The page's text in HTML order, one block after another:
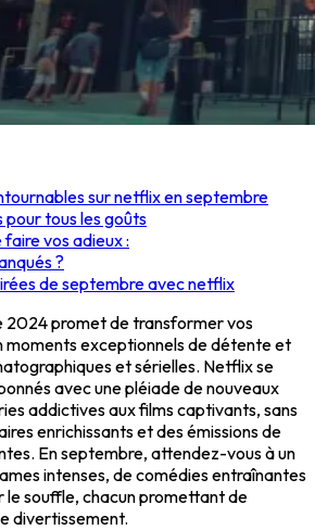
sur netflix en septembre
tous les goûts
vos adieux :
?
de septembre avec netflix
2024 promet de transformer vos
moments exceptionnels de détente et
et sérielles. Netflix se
avec une pléiade de nouveaux
addictives aux films captivants, sans
enrichissants et des émissions de
En septembre, attendez-vous à un
intenses, de comédies entraînantes
le souffle, chacun promettant de
divertissement.